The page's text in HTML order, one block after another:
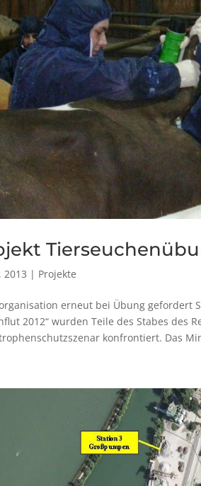
2013 | Projekte
erneut bei Übung gefordert
2012“ wurden Teile des Stabes des
konfrontiert. Das